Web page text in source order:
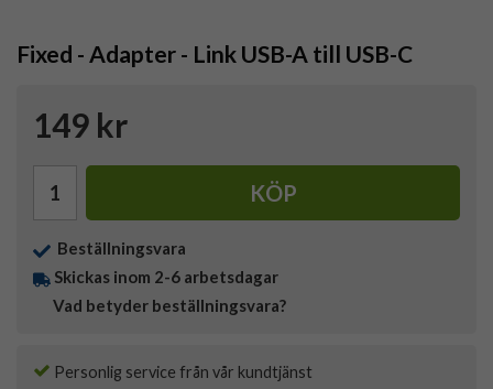
Fixed - Adapter - Link USB-A till USB-C
149 kr
KÖP
Beställningsvara
Skickas inom 2-6 arbetsdagar
Vad betyder beställningsvara?
Personlig service från vår kundtjänst